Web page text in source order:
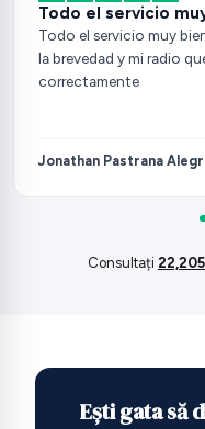
Todo el servicio
Todo el servicio muy
la brevedad y mi radio
correctamente
Jonathan Pastrana
Consultați
Ești gata să